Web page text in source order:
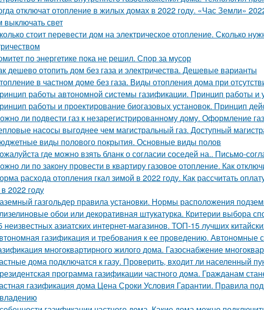
отключат отопление в жилых домах в 2022 году. «Час Земли»
выключать свет
стоит перевести дом на электрическое отопление. Сколько
по энергетике пока не решил. Спор за мусор
дешево отопить дом без газа и электричества. Дешевые варианты
в частном доме без газа. Виды отопления дома при
работы автономной системы газификации. Принцип работы и
работы и проектирование биогазовых установок. Принцип
ли подвести газ к незарегистрированному дому. Оформление
насосы выгоднее чем магистральный газ. Доступный
виды полового покрытия. Основные виды полов
где можно взять бланк о согласии соседей на.. Письмо-
ли по закону провести в квартиру газовое отопление. Как
расхода отопления гкал зимой в 2022 году. Как рассчитать
2022 году
газгольдер правила установки. Нормы расположения
обои или декоративная штукатурка. Критерии выбора
неизвестных азиатских интернет-магазинов. ТОП-15 лучших
газификация и требования к ее проведению. Автономные
многоквартирного жилого дома. Газоснабжение
дома подключатся к газу. Проверить, входит ли населенный
программа газификации частного дома. Гражданам
газификация дома Цена Сроки Условия Гарантии. Правила